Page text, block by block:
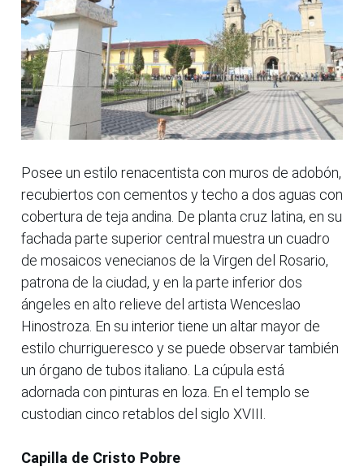
Posee un estilo renacentista con muros de adobón,
recubiertos con cementos y techo a dos aguas con
cobertura de teja andina. De planta cruz latina, en su
fachada parte superior central muestra un cuadro
de mosaicos venecianos de la Virgen del Rosario,
patrona de la ciudad, y en la parte inferior dos
ángeles en alto relieve del artista Wenceslao
Hinostroza. En su interior tiene un altar mayor de
estilo churrigueresco y se puede observar también
un órgano de tubos italiano. La cúpula está
adornada con pinturas en loza. En el templo se
custodian cinco retablos del siglo XVIII.
Capilla de Cristo Pobre